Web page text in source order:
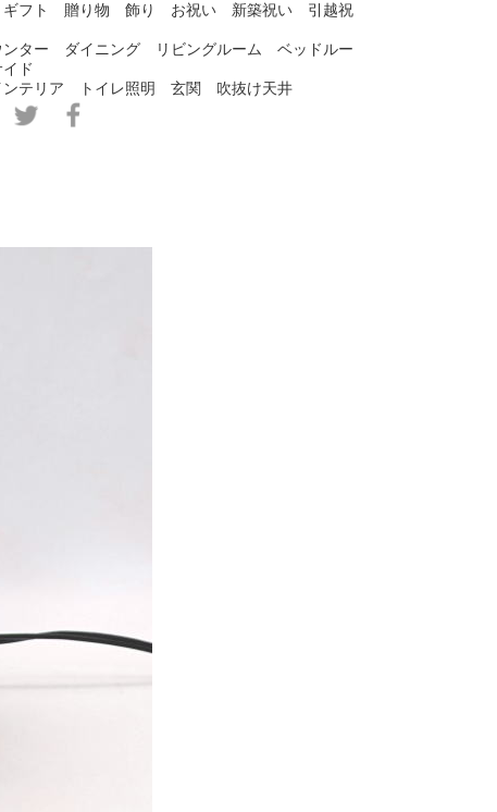
ギフト 贈り物 飾り お祝い 新築祝い 引越祝
ンター ダイニング リビングルーム ベッドルー
ド
テリア トイレ照明 玄関 吹抜け天井